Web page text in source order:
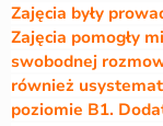
Zajęcia były
Zajęcia pomogły
swobodnej
również
poziomie B1.